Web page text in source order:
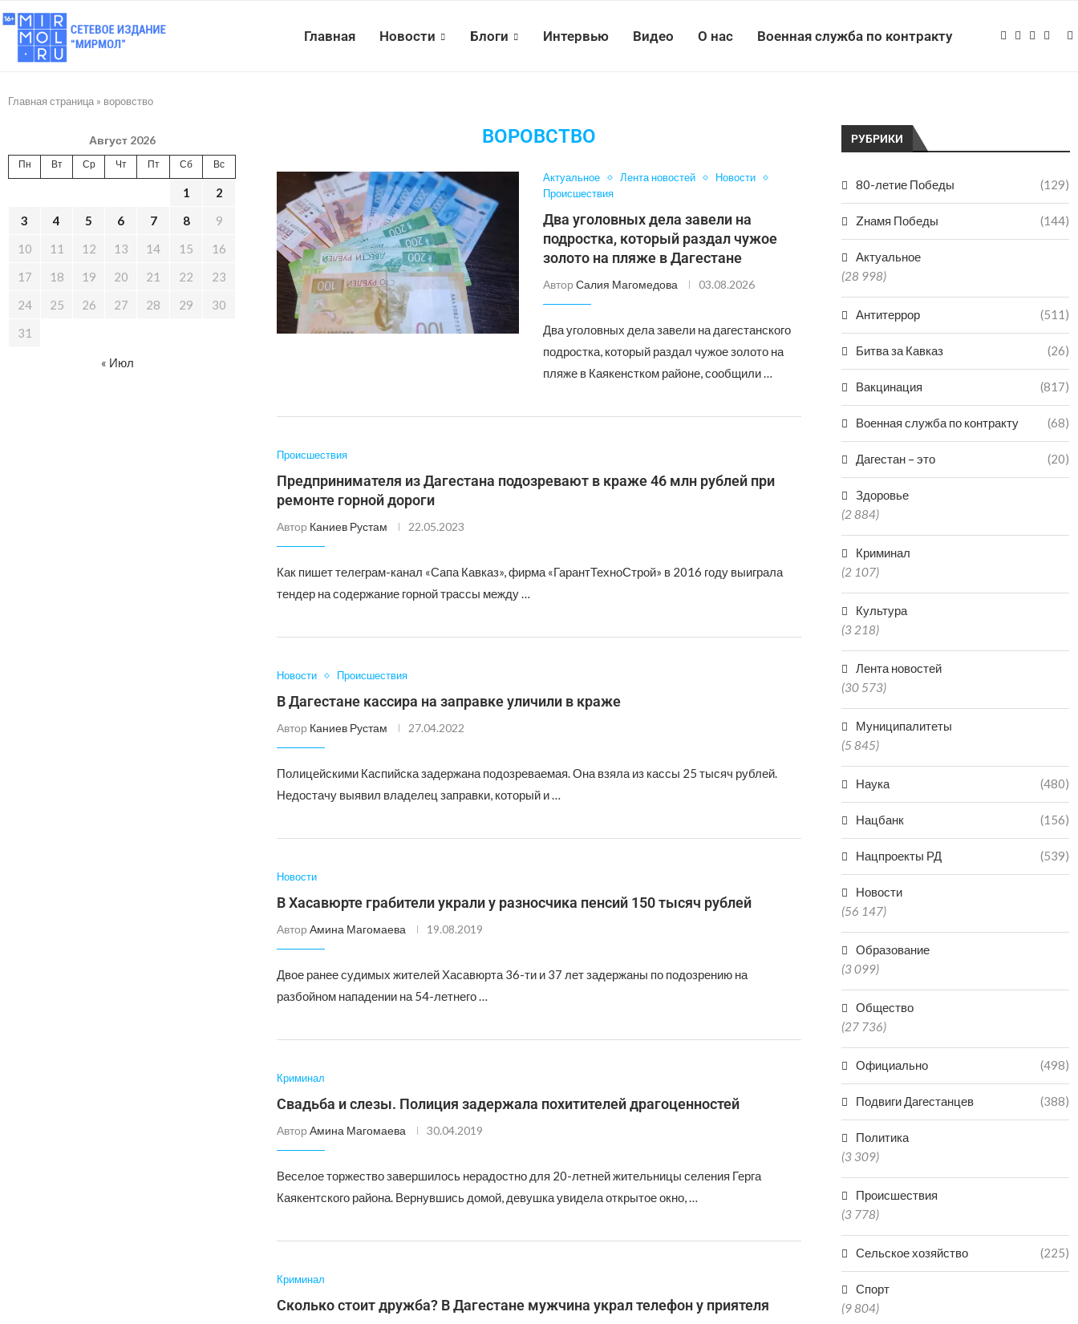
Главная Новости Блоги Интервью Видео О нас Военная служба по контракту
Главная страница » воровство
ВОРОВСТВО
Актуальное Лента новостей
Новости
Происшествия
Два уголовных дела завели на
подростка, который раздал чужое
золото на пляже в Дагестане
АвторСалия Магомедова 03.08.2026
Два уголовных дела завели на дагестанского
подростка, который раздал чужое золото на
пляже в Каякенстком районе, сообщили …
Происшествия
Предпринимателя из Дагестана подозревают в краже 46 млн рублей при
ремонте горной дороги
Автор Каниев Рустам 22.05.2023
Как пишет телеграм-канал «Сапа Кавказ», фирма «ГарантТехноСтрой» в 2016 году выиграла
тендер на содержание горной трассы между …
Новости Происшествия
В Дагестане кассира на заправке уличили в краже
Автор Каниев Рустам 27.04.2022
Полицейскими Каспийска задержана подозреваемая. Она взяла из кассы 25 тысяч рублей.
Недостачу выявил владелец заправки, который и …
Новости
В Хасавюрте грабители украли у разносчика пенсий 150 тысяч рублей
Автор Амина Магомаева 19.08.2019
Двое ранее судимых жителей Хасавюрта 36-ти и 37 лет задержаны по подозрению на
разбойном нападении на 54-летнего …
Криминал
Свадьба и слезы. Полиция задержала похитителей драгоценностей
Автор Амина Магомаева 30.04.2019
Веселое торжество завершилось нерадостно для 20-летней жительницы селения Герга
Каякентского района. Вернувшись домой, девушка увидела открытое окно, …
Криминал
Сколько стоит дружба? В Дагестане мужчина украл телефон у приятеля
РУБРИКИ
80-летие Победы (129)
Zнамя Победы (144)
Актуальное
(28 998)
Антитеррор (511)
Битва за Кавказ (26)
Вакцинация (817)
Военная служба по контракту (68)
Дагестан – это (20)
Здоровье
(2 884)
Криминал
(2 107)
Культура
(3 218)
Лента новостей
(30 573)
Муниципалитеты
(5 845)
Наука (480)
Нацбанк (156)
Нацпроекты РД (539)
Новости
(56 147)
Образование
(3 099)
Общество
(27 736)
Официально (498)
Подвиги Дагестанцев (388)
Политика
(3 309)
Происшествия
(3 778)
Сельское хозяйство (225)
Спорт
(9 804)
Август 2026
Пн Вт Ср Чт Пт Сб Вс
1
2
3
4 5 6 7 8
9
10
11 12 13 14 15
16
17
18 19 20 21 22
23
24
25 26 27 28 29
30
31
« Июл